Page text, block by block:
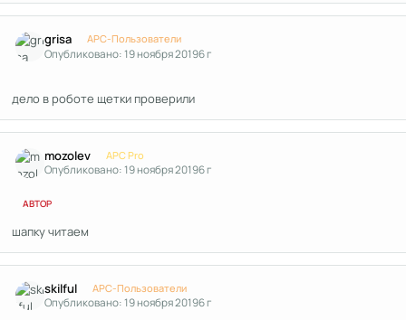
grisa APC-Пользователи
Опубликовано:19 ноября 20196 г
дело в роботе щетки проверили
mozolev APC Pro
Опубликовано:19 ноября 20196 г
АВТОР
шапку читаем
skilful APC-Пользователи
Опубликовано:19 ноября 20196 г